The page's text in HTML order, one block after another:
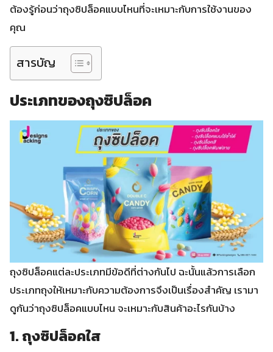
ต้องรู้ก่อนว่าถุงซิปล็อคแบบไหนที่จะเหมาะกับการใช้งานของ
คุณ
สารบัญ
ประเภทของถุงซิปล็อค
ถุงซิปล็อคแต่ละประเภทมีข้อดีที่ต่างกันไป ฉะนั้นแล้วการเลือก
ประเภทถุงให้เหมาะกับความต้องการจึงเป็นเรื่องสำคัญ เรามา
ดูกันว่าถุงซิปล็อคแบบไหน จะเหมาะกับสินค้าอะไรกันบ้าง
1. ถุงซิปล็อคใส